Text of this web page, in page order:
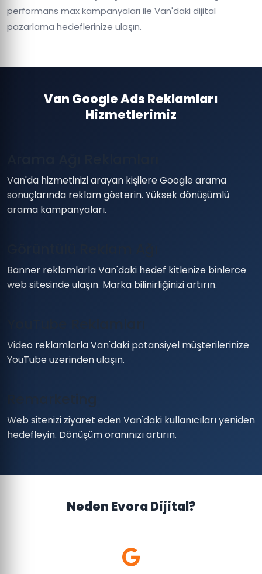
performans max kampanyaları ile Van'daki dijital
pazarlama hedeflerinize ulaşın.
Van Google Ads Reklamları
Hizmetlerimiz
Van'da hizmetinizi arayan kişilere Google arama
sonuçlarında reklam gösterin. Yüksek dönüşümlü
arama kampanyaları.
Banner reklamlarla Van'daki hedef kitlenize binlerce
web sitesinde ulaşın. Marka bilinirliğinizi artırın.
Video reklamlarla Van'daki potansiyel müşterilerinize
YouTube üzerinden ulaşın.
Web sitenizi ziyaret eden Van'daki kullanıcıları yeniden
hedefleyin. Dönüşüm oranınızı artırın.
Neden Evora Dijital?